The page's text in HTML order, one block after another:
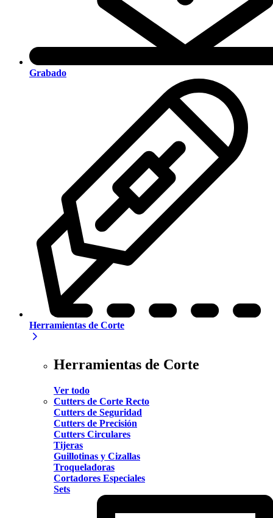
Grabado
Herramientas de Corte
Herramientas de Corte
Ver todo
Cutters de Corte Recto
Cutters de Seguridad
Cutters de Precisión
Cutters Circulares
Tijeras
Guillotinas y Cizallas
Troqueladoras
Cortadores Especiales
Sets